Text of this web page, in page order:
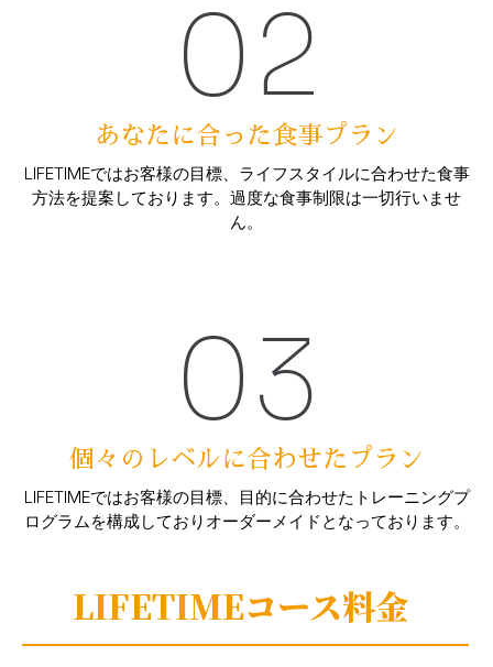
02
あなたに合った食事プラン
LIFETIMEではお客様の目標、ライフスタイルに合わせた食事
方法を提案しております。過度な食事制限は一切行いませ
ん。
03
個々のレベルに合わせたプラン
LIFETIMEではお客様の目標、目的に合わせたトレーニングプ
ログラムを構成しておりオーダーメイドとなっております。
LIFETIMEコース料金